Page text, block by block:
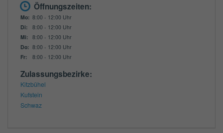
Öffnungszeiten:
Mo: 8:00 - 12:00 Uhr
Di:
8:00 - 12:00 Uhr
Mi: 8:00 - 12:00 Uhr
Do: 8:00 - 12:00 Uhr
Fr:
8:00 - 12:00 Uhr
Zulassungsbezirke:
Kitzbühel
Kufstein
Schwaz